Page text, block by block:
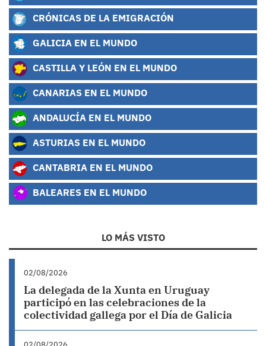
CRÓNICAS DE LA EMIGRACIÓN
GALICIA EN EL MUNDO
CASTILLA Y LEÓN EN EL MUNDO
CANARIAS EN EL MUNDO
ANDALUCÍA EN EL MUNDO
ASTURIAS EN EL MUNDO
CANTABRIA EN EL MUNDO
BALEARES EN EL MUNDO
LO MÁS VISTO
02/08/2026
La delegada de la Xunta en Uruguay
participó en las celebraciones de la
colectividad gallega por el Día de Galicia